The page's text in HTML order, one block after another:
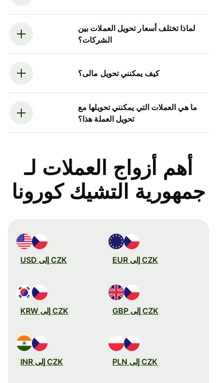
لماذا تختلف أسعار تحويل العملات بين
الشركات؟
كيف يمكنني تحويل مالى؟
ما هي العملات التي يمكنني تحويلها مع
تحويل العملة هذا؟
أهم أزواج العملات لـ
جمهورية التشيك كورونا
CZK إلى EUR CZK إلى USD
CZK إلى GBP CZK إلى KRW
CZK إلى PLN CZK إلى INR